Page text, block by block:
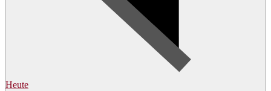
Heute